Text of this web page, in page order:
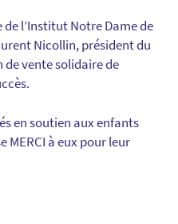
de l’Institut Notre Dame de
Nicollin, président du
de vente solidaire de
en soutien aux enfants
MERCI à eux pour leur